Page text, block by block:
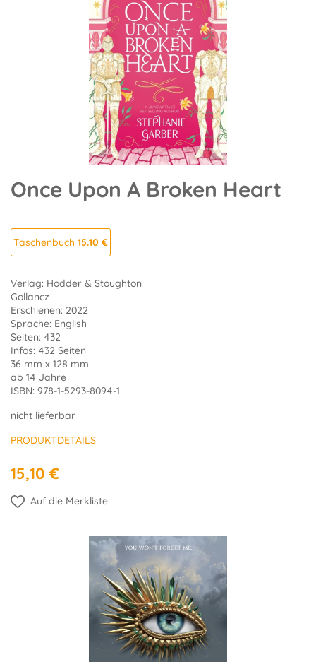
Once Upon A Broken Heart
Taschenbuch 15.10 €
Verlag: Hodder & Stoughton
Gollancz
Erschienen: 2022
Sprache: English
Seiten: 432
Infos: 432 Seiten
36 mm x 128 mm
ab 14 Jahre
ISBN: 978-1-5293-8094-1
nicht lieferbar
PRODUKTDETAILS
15,10 €
Auf die Merkliste